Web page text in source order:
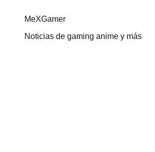
MeXGamer
Noticias de gaming anime y más